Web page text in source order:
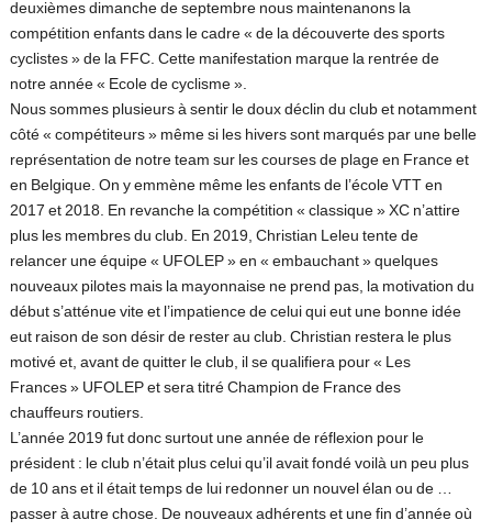
deuxièmes dimanche de septembre nous maintenanons la
compétition enfants dans le cadre « de la découverte des sports
cyclistes » de la FFC. Cette manifestation marque la rentrée de
notre année « Ecole de cyclisme ».
Nous sommes plusieurs à sentir le doux déclin du club et notamment
côté « compétiteurs » même si les hivers sont marqués par une belle
représentation de notre team sur les courses de plage en France et
en Belgique. On y emmène même les enfants de l’école VTT en
2017 et 2018. En revanche la compétition « classique » XC n’attire
plus les membres du club. En 2019, Christian Leleu tente de
relancer une équipe « UFOLEP » en « embauchant » quelques
nouveaux pilotes mais la mayonnaise ne prend pas, la motivation du
début s’atténue vite et l’impatience de celui qui eut une bonne idée
eut raison de son désir de rester au club. Christian restera le plus
motivé et, avant de quitter le club, il se qualifiera pour « Les
Frances » UFOLEP et sera titré Champion de France des
chauffeurs routiers.
L’année 2019 fut donc surtout une année de réflexion pour le
président : le club n’était plus celui qu’il avait fondé voilà un peu plus
de 10 ans et il était temps de lui redonner un nouvel élan ou de …
passer à autre chose. De nouveaux adhérents et une fin d’année où